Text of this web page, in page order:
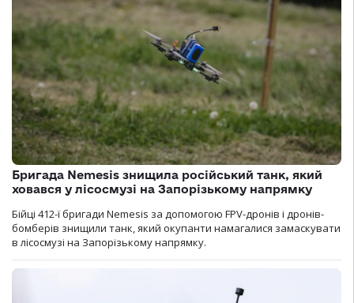
Бригада Nemesis знищила російський танк, який
ховався у лісосмузі на Запорізькому напрямку
Бійці 412-ї бригади Nemesis за допомогою FPV-дронів і дронів-
бомберів знищили танк, який окупанти намагалися замаскувати
в лісосмузі на Запорізькому напрямку.